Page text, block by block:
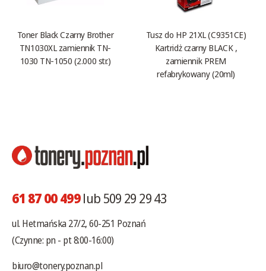
Toner Black Czarny Brother
TN1030XL zamiennik TN-
1030 TN-1050 (2.000 str.)
Tusz do HP 21XL (C9351CE)
Kartridż czarny BLACK ,
zamiennik PREM
refabrykowany (20ml)
61 87 00 499lub 509 29 29 43
ul. Hetmańska 27/2, 60-251 Poznań
(Czynne: pn - pt 8:00-16:00)
biuro@tonery.poznan.pl